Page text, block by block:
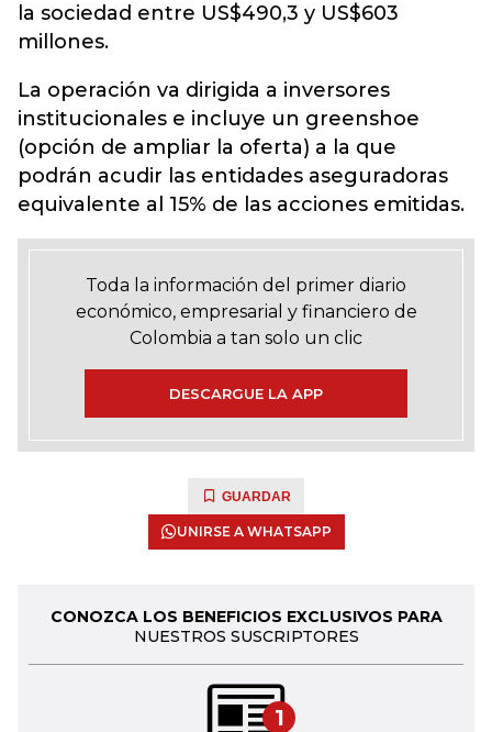
la sociedad entre US$490,3 y US$603
millones.
La operación va dirigida a inversores
institucionales e incluye un greenshoe
(opción de ampliar la oferta) a la que
podrán acudir las entidades aseguradoras
equivalente al 15% de las acciones emitidas.
Toda la información del primer diario
económico, empresarial y financiero de
Colombia a tan solo un clic
DESCARGUE LA APP
GUARDAR
UNIRSE A WHATSAPP
CONOZCA LOS BENEFICIOS EXCLUSIVOS PARA
NUESTROS SUSCRIPTORES
1